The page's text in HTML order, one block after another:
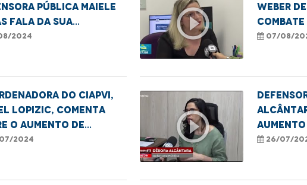
pública Maiele
fala da sua
pessoal com a
2024 play_circle_outline
Weber
contra a
07/08/
do CIAPVI,
Lopizic, comenta
o aumento de
contra idosos
2024 play_circle_outline 26/07/